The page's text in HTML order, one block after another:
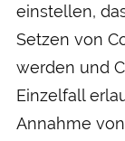
einstellen,
Setzen von
werden und
Einzelfall
Annahme